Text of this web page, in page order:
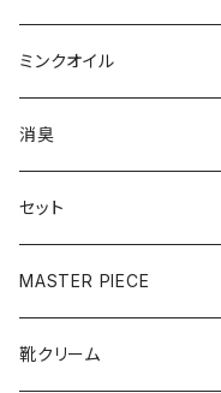
70mL
280mL
レザークリーナー
レザーシャンプー
撥水スプレー
撥水クリーム
ミンクオイル
クリームタイプ
45mL
120mL
リキッドタイプ
100mL
500mL
消臭
靴・ブーツ用
セット
MASTER PIECE
クリーナー
靴クリーム